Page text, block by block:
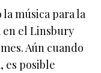
música para la
en el Linsbury
Aún cuando
es posible